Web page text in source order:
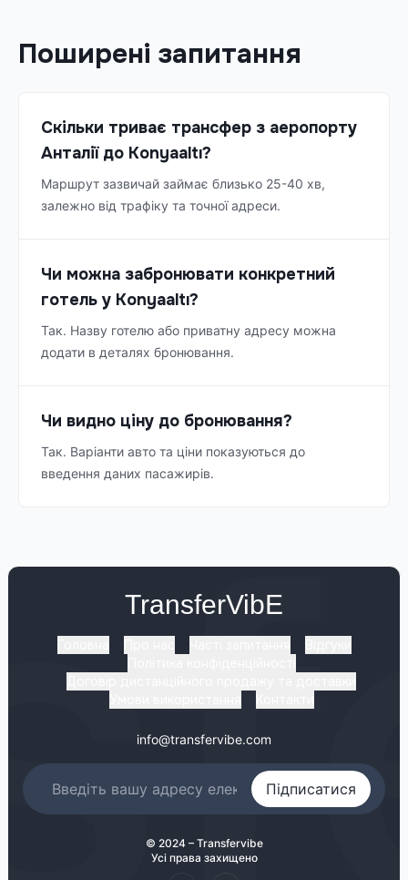
Поширені запитання
Скільки триває трансфер з аеропорту
Анталії до Konyaaltı?
Маршрут зазвичай займає близько 25-40 хв,
залежно від трафіку та точної адреси.
Чи можна забронювати конкретний
готель у Konyaaltı?
Так. Назву готелю або приватну адресу можна
додати в деталях бронювання.
Чи видно ціну до бронювання?
Так. Варіанти авто та ціни показуються до
введення даних пасажирів.
TransferVibE
info@transfervibe.com
Підписатися
© 2024 – Transfervibe
Усі права захищено